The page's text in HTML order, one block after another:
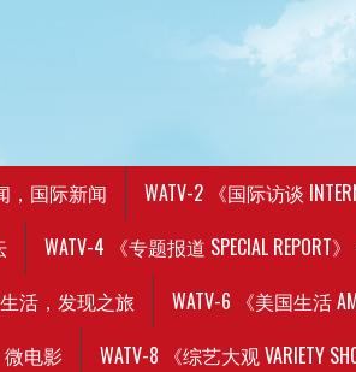
，国际新闻
WATV-2 《国际访谈
WATV-4 《专题报道 SPECIAL
生活，发现之旅
WATV-6 《美国生活
微电影
WATV-8 《综艺大观 VARIETY